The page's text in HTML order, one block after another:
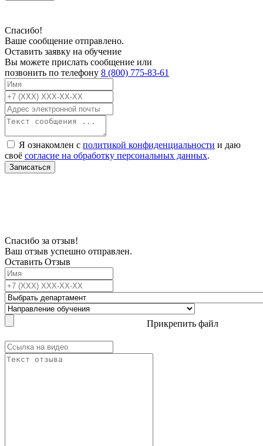
Спасибо!
Ваше сообщение отправлено.
Оставить заявку на обучение
Вы можете прислать сообщение или
позвонить по телефону 8 (800) 775-83-61
Я ознакомлен с политикой конфиденциальности и даю
своё согласие на обработку персональных данных.
Записаться
Спасибо за отзыв!
Ваш отзыв успешно отправлен.
Оставить Отзыв
Прикрепить файл